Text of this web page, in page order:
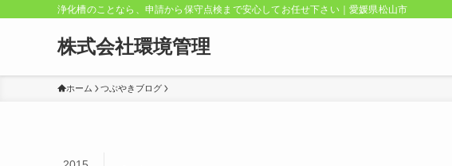
浄化槽のことなら、申請から保守点検まで安心してお任せ下さい｜愛媛県松山市
株式会社環境管理
ホーム つぶやきブログ